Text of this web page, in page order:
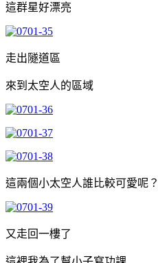
這群星好漂亮
走出隧道區
來到太空人的區域
這兩個小太空人誰比較可愛呢？
又走回一樓了